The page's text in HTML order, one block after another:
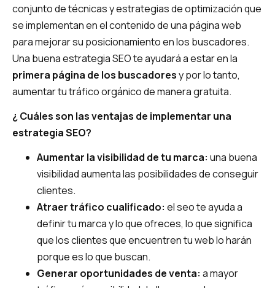
conjunto de técnicas y estrategias de optimización que
se implementan en el contenido de una página web
para mejorar su posicionamiento en los buscadores.
Una buena estrategia SEO te ayudará a estar en la
primera página de los buscadoresy por lo tanto,
aumentar tu tráfico orgánico de manera gratuita.
¿ Cuáles son las ventajas de implementar una
estrategia SEO?
Aumentar la visibilidad de tu marca: una buena
visibilidad aumenta las posibilidades de conseguir
clientes.
Atraer tráfico cualificado: el seo te ayuda a
definir tu marca y lo que ofreces, lo que significa
que los clientes que encuentren tu web lo harán
porque es lo que buscan.
Generar oportunidades de venta: a mayor